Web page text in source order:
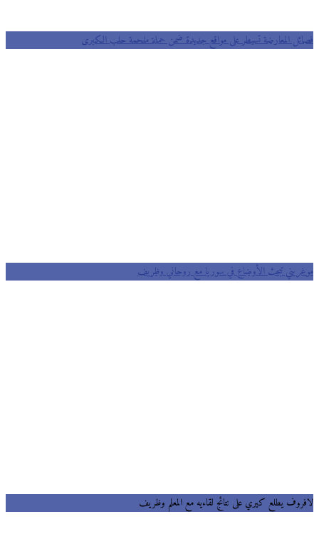
فصائل المعارضة تسيطر على مواقع جديدة ضمن حملة ملحمة حلب الكبرى
موغريني تبحث اﻷوضاع في سوريا مع روحاني وظريف
لافروف يطلع كيري على نتائج لقاءيه مع المعلم وظريف